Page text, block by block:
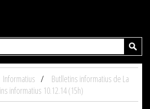
Informatius
Butlletins informatius de La
informatius 10.12.14 (15h)